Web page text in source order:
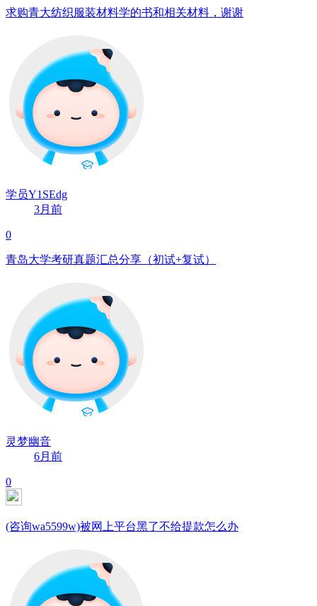
求购青大纺织服装材料学的书和相关材料，谢谢
学员Y1SEdg
3月前
0
青岛大学考研真题汇总分享（初试+复试）
灵梦幽音
6月前
0
(咨询wa5599w)被网上平台黑了不给提款怎么办